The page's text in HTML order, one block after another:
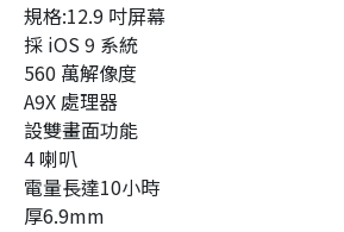
規格:12.9 吋屏幕
採 iOS 9 系統
560 萬解像度
A9X 處理器
設雙畫面功能
4 喇叭
電量長達10小時
厚6.9mm